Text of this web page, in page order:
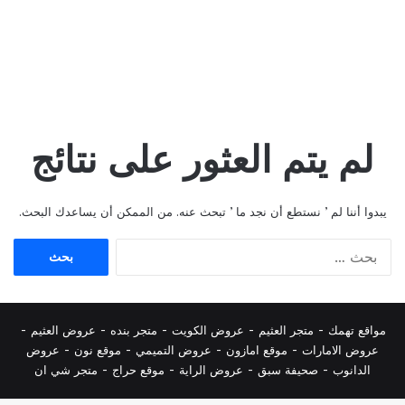
لم يتم العثور على نتائج
يبدوا أننا لم ’ نستطع أن نجد ما ’ تبحث عنه. من الممكن أن يساعدك البحث.
مواقع تهمك - متجر العثيم - عروض الكويت - متجر بنده - عروض العثيم -
عروض الامارات - موقع امازون - عروض التميمي - موقع نون - عروض
الدانوب - صحيفة سبق - عروض الراية - موقع حراج - متجر شي ان